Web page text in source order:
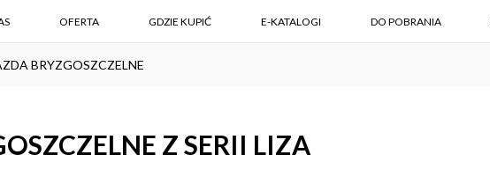
OFERTA GDZIE KUPIĆ E-KATALOGI DO POBRANIA
BRYZGOSZCZELNE
Z SERII LIZA